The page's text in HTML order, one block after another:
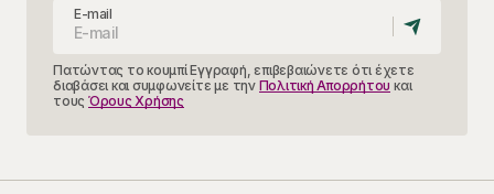
E-mail
Πατώντας το κουμπί Εγγραφή, επιβεβαιώνετε ότι έχετε
διαβάσει και συμφωνείτε με την Πολιτική Απορρήτου και
τους Όρους Χρήσης